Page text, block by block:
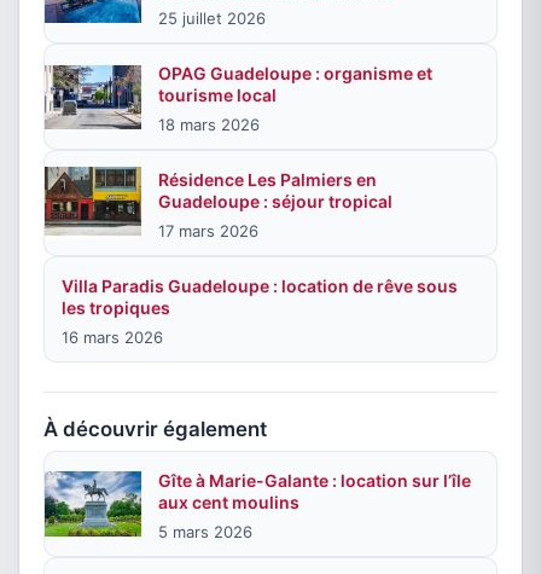
25 juillet 2026
OPAG Guadeloupe : organisme et
tourisme local
18 mars 2026
Résidence Les Palmiers en
Guadeloupe : séjour tropical
17 mars 2026
Villa Paradis Guadeloupe : location de rêve sous
les tropiques
16 mars 2026
À découvrir également
Gîte à Marie-Galante : location sur l’île
aux cent moulins
5 mars 2026